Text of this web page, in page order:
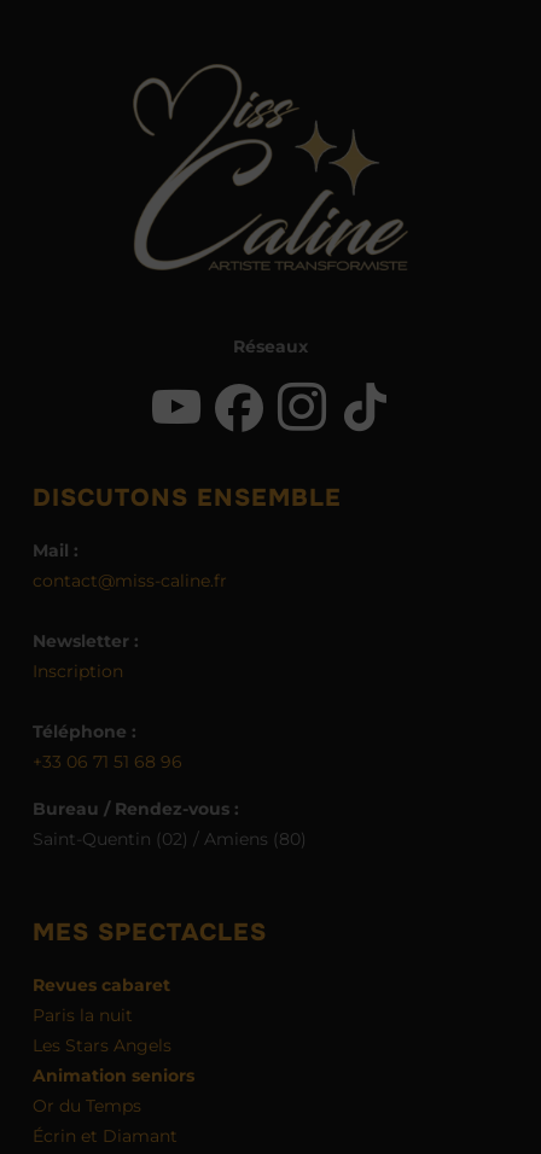
Réseaux
DISCUTONS ENSEMBLE
Mail :
contact@miss-caline.fr
Newsletter :
Inscription
Téléphone :
+33 06 71 51 68 96
Bureau / Rendez-vous :
Saint-Quentin (02) / Amiens (80)
MES SPECTACLES
Revues cabaret
Paris la nuit
Les Stars Angels
Animation seniors
Or du Temps
Écrin et Diamant